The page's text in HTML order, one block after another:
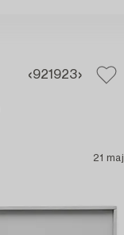
921 923
21 maj